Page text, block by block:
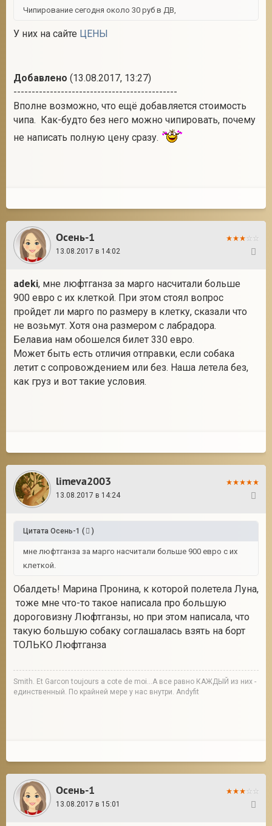
Чипирование сегодня около 30 руб в ДВ,
У них на сайте ЦЕНЫ
Добавлено (13.08.2017, 13:27)
---------------------------------------------
Вполне возможно, что ещё добавляется стоимость
чипа. Как-будто без него можно чипировать, почему
не написать полную цену сразу.
Осень-1
13.08.2017 в 14:02
adeki, мне люфтганза за марго насчитали больше
900 евро с их клеткой. При этом стоял вопрос
пройдет ли марго по размеру в клетку, сказали что
не возьмут. Хотя она размером с лабрадора.
Белавиа нам обошелся билет 330 евро.
Может быть есть отличия отправки, если собака
летит с сопровождением или без. Наша летела без,
как груз и вот такие условия.
limeva2003
13.08.2017 в 14:24
Цитата Осень-1 ( )
мне люфтганза за марго насчитали больше 900 евро с их
клеткой.
Обалдеть! Марина Пронина, к которой полетела Луна,
тоже мне что-то такое написала про большую
дороговизну Люфтганзы, но при этом написала, что
такую большую собаку соглашалась взять на борт
ТОЛЬКО Люфтганза
Smith. Et Garcon toujours a cote de moi...А все равно КАЖДЫЙ из них -
единственный. По крайней мере у нас внутри. Andyfit
Осень-1
13.08.2017 в 15:01